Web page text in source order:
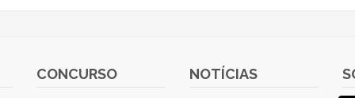
CONCURSO NOTÍCIAS